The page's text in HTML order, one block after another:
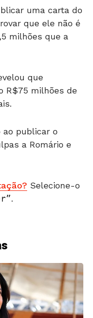
uma carta do
que ele não é
milhões que a
que
R$75 milhões de
ao publicar o
a Romário e
Selecione-o
.